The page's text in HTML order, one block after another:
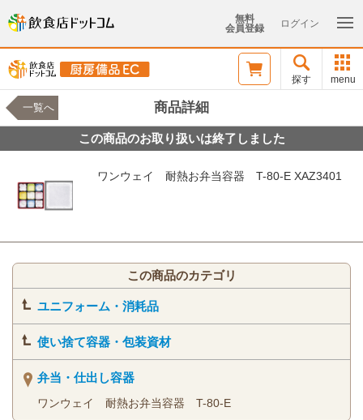
無料
会員登録
ログイン
探す menu
商品詳細
一覧へ
この商品のお取り扱いは終了しました
ワンウェイ 耐熱お弁当容器 T-80-E XAZ3401
この商品のカテゴリ
ユニフォーム・消耗品
使い捨て容器・包装資材
弁当・仕出し容器
ワンウェイ 耐熱お弁当容器 T-80-E